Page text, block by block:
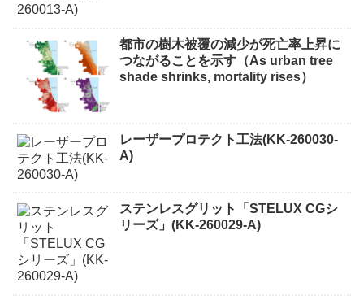
都市の樹木被覆の減少が死亡率上昇に
つながることを示す（As urban tree
shade shrinks, mortality rises）
レーザープロテクト⼯法(KK-260030-
A)
ステンレスグリット「STELUX CGシ
リーズ」(KK-260029-A)